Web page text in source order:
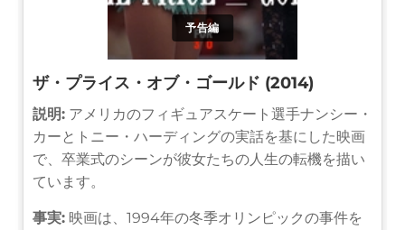
予告編
ザ・プライス・オブ・ゴールド (2014)
説明: アメリカのフィギュアスケート選手ナンシー・
カーとトニー・ハーディングの実話を基にした映画
で、卒業式のシーンが彼女たちの人生の転機を描い
ています。
事実: 映画は、1994年の冬季オリンピックの事件を